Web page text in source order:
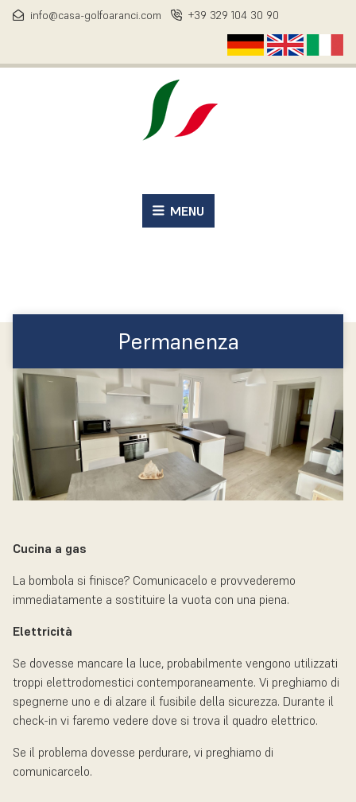
info@casa-golfoaranci.com +39 329 104 30 90
MENU
Cucina a gas
La bombola si finisce? Comunicacelo e provvederemo
immediatamente a sostituire la vuota con una piena.
Elettricità
Se dovesse mancare la luce, probabilmente vengono utilizzati
troppi elettrodomestici contemporaneamente. Vi preghiamo di
spegnerne uno e di alzare il fusibile della sicurezza. Durante il
check-in vi faremo vedere dove si trova il quadro elettrico.
Se il problema dovesse perdurare, vi preghiamo di
comunicarcelo.
Permanenza
Informazioni